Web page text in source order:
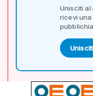
Unisciti al
ricevi